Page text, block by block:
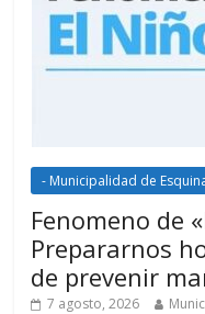
- Municipalidad de
Fenomeno de
Prepararnos
de prevenir
7 agosto, 2026